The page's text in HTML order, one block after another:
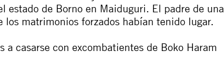
estado de Borno en Maiduguri. El padre de una
matrimonios forzados habían tenido lugar.
casarse con excombatientes de Boko Haram